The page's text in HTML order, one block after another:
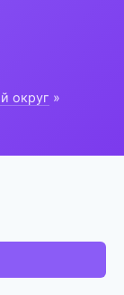
округ »